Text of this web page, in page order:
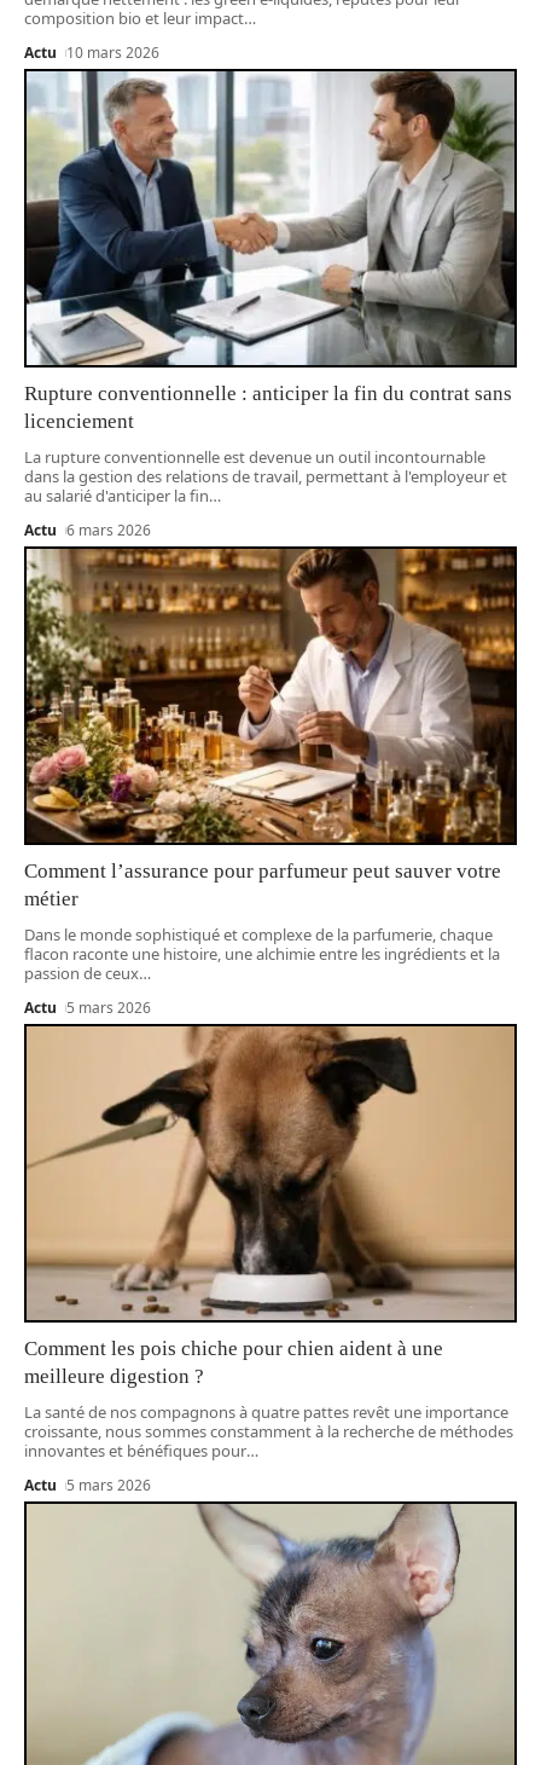
composition bio et leur impact…
Actu 10 mars 2026
Rupture conventionnelle : anticiper la fin du contrat sans
licenciement
La rupture conventionnelle est devenue un outil incontournable
dans la gestion des relations de travail, permettant à l'employeur et
au salarié d'anticiper la fin…
Actu 6 mars 2026
Comment l’assurance pour parfumeur peut sauver votre
métier
Dans le monde sophistiqué et complexe de la parfumerie, chaque
flacon raconte une histoire, une alchimie entre les ingrédients et la
passion de ceux…
Actu 5 mars 2026
Comment les pois chiche pour chien aident à une
meilleure digestion ?
La santé de nos compagnons à quatre pattes revêt une importance
croissante, nous sommes constamment à la recherche de méthodes
innovantes et bénéfiques pour…
Actu 5 mars 2026